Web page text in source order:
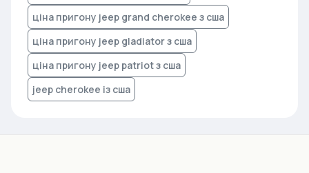
ціна пригону jeep grand cherokee з сша
ціна пригону jeep gladiator з сша
ціна пригону jeep patriot з сша
jeep cherokee із сша